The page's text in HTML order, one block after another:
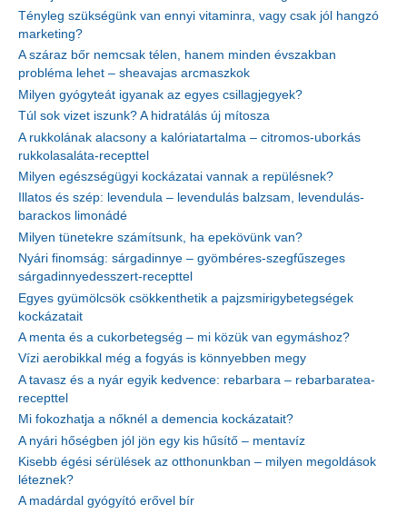
Tényleg szükségünk van ennyi vitaminra, vagy csak jól hangzó
marketing?
A száraz bőr nemcsak télen, hanem minden évszakban
probléma lehet – sheavajas arcmaszkok
Milyen gyógyteát igyanak az egyes csillagjegyek?
Túl sok vizet iszunk? A hidratálás új mítosza
A rukkolának alacsony a kalóriatartalma – citromos-uborkás
rukkolasaláta-recepttel
Milyen egészségügyi kockázatai vannak a repülésnek?
Illatos és szép: levendula – levendulás balzsam, levendulás-
barackos limonádé
Milyen tünetekre számítsunk, ha epekövünk van?
Nyári finomság: sárgadinnye – gyömbéres-szegfűszeges
sárgadinnyedesszert-recepttel
Egyes gyümölcsök csökkenthetik a pajzsmirigybetegségek
kockázatait
A menta és a cukorbetegség – mi közük van egymáshoz?
Vízi aerobikkal még a fogyás is könnyebben megy
A tavasz és a nyár egyik kedvence: rebarbara – rebarbaratea-
recepttel
Mi fokozhatja a nőknél a demencia kockázatait?
A nyári hőségben jól jön egy kis hűsítő – mentavíz
Kisebb égési sérülések az otthonunkban – milyen megoldások
léteznek?
A madárdal gyógyító erővel bír